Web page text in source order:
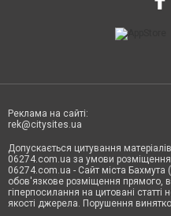
Реклама на сайті:
rek@citysites.ua
Допускається цитування
06274.com.ua за умови
06274.com.ua - Сайт міста Бахмута
обов'язкове розміщення прямого,
гіперпосилання на цитовані
якості джерела. Порушення